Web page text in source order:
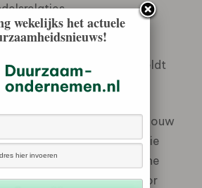
KU Leuven toont dat dit
is maar ook geldt
tropische exportlanden.
gecertificeerde landbouw
groeit ook de export van die
betekent een economische
die landen”, zegt professor
wekelijks het actuele